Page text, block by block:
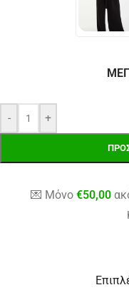
- +
💌 Μόνο€50,00